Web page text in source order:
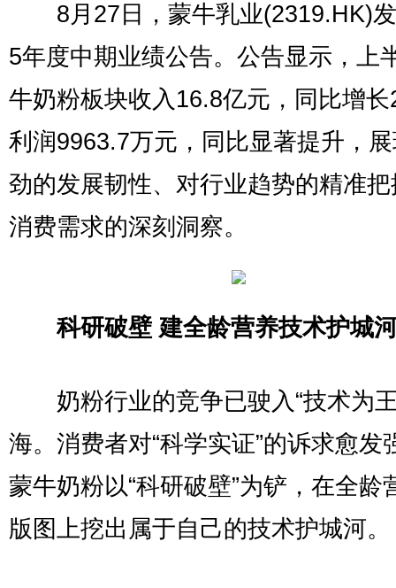
8月27日，蒙牛乳业(2319.HK)
5年度中期业绩公告。公告显示，上
牛奶粉板块收入16.8亿元，同比增
利润9963.7万元，同比显著提升，
劲的发展韧性、对行业趋势的精准
消费需求的深刻洞察。
科研破壁 建全龄营养技术护城
奶粉行业的竞争已驶入“技术为王
海。消费者对“科学实证”的诉求愈发
蒙牛奶粉以“科研破壁”为铲，在全龄
版图上挖出属于自己的技术护城河。